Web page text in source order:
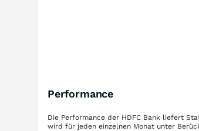
Performance
Die Performance der HDFC Bank liefert
wird für jeden einzelnen Monat unter